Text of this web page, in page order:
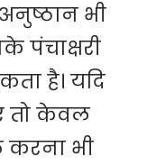
भी
पंचाक्षरी
है। यदि
तो केवल
करना भी